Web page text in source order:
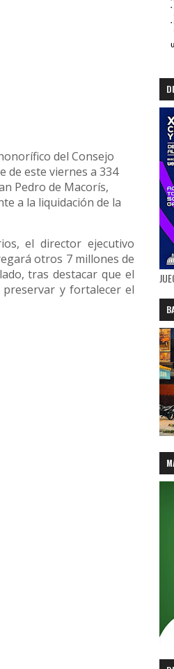
del Consejo
de este viernes a 334
Pedro de Macorís,
a la liquidación de la
el director ejecutivo
otros 7 millones de
tras destacar que el
y fortalecer el